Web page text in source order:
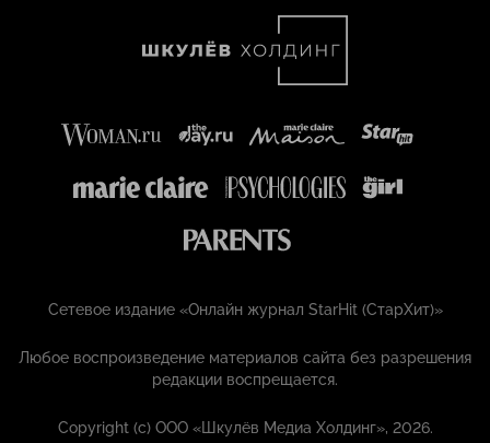
Сетевое издание «Онлайн журнал StarHit (СтарХит)»
Любое воспроизведение материалов сайта без разрешения
редакции воспрещается.
Copyright (с) ООО «Шкулёв Медиа Холдинг», 2026.